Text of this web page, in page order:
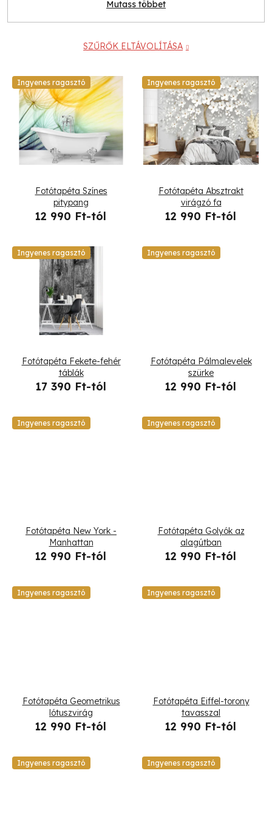
Mutass többet
SZŰRŐK ELTÁVOLÍTÁSA
T
m
k
a
Ingyenes ragasztó
Fotótapéta Színes
pitypang
12 990 Ft-tól
Ingyenes ragasztó
Fotótapéta Absztrakt
virágzó fa
12 990 Ft-tól
Ingyenes ragasztó
Fotótapéta Fekete-fehér
táblák
17 390 Ft-tól
Ingyenes ragasztó
Fotótapéta Pálmalevelek
szürke
12 990 Ft-tól
Ingyenes ragasztó
Fotótapéta New York -
Manhattan
12 990 Ft-tól
Ingyenes ragasztó
Fotótapéta Golyók az
alagútban
12 990 Ft-tól
Ingyenes ragasztó
Fotótapéta Geometrikus
lótuszvirág
12 990 Ft-tól
Ingyenes ragasztó
Fotótapéta Eiffel-torony
tavasszal
12 990 Ft-tól
Ingyenes ragasztó Ingyenes ragasztó